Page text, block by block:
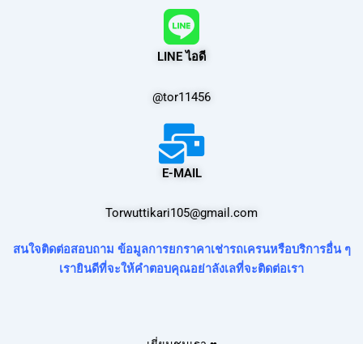
LINE ไอดี
@tor11456
E-MAIL
Torwuttikari105@gmail.com
สนใจติดต่อสอบถาม ข้อมูลการยกราคาเช่ารถเครนหรือบริการอื่น ๆ
เรายินดีที่จะให้คำตอบคุณอย่าลังเลที่จะติดต่อเรา